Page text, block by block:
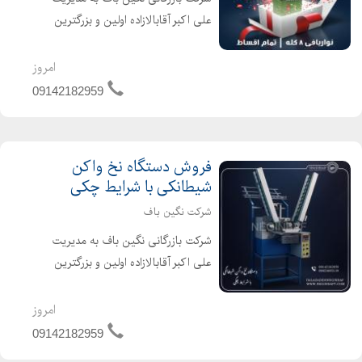
علی اکبر آقابالازاده اولین و بزرگترین
نساجی از جمله دستگاه نواربافی 8 کله با
برندهای معتبر و با سرعت بالا به صورت
امروز
09142182959
فروش دستگاه نخ واکن
شیطانکی با شرایط چکی
شرکت نگین باف
شرکت بازرگانی نگین باف به مدیریت
علی اکبر آقابالازاده اولین و بزرگترین
شیطانکی با برندهای معتبر و با سرعت
امروز
09142182959